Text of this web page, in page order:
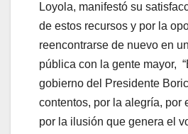
Loyola, manifestó su
de estos recursos y por la
reencontrarse de nuevo en
pública con la gente mayor,
gobierno del Presidente
contentos, por la alegría, por
por la ilusión que genera el